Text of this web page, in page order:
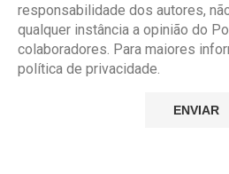
responsabilidade dos autores,
qualquer instância a opinião do
colaboradores. Para maiores
política de privacidade.